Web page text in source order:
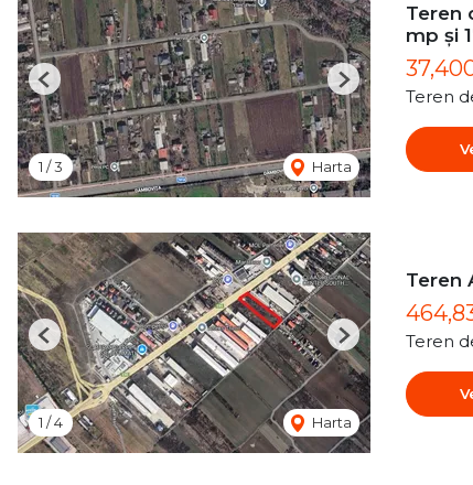
1 /3 Harta
Previous Next
Teren
mp și
Teren
1 /4 Harta
Previous Next
Teren
Teren